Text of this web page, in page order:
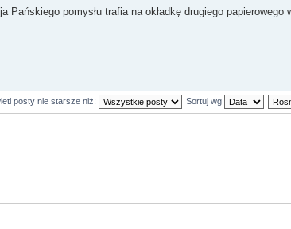
pomysłu trafia na okładkę drugiego papierowego
posty nie starsze niż: Sortuj wg